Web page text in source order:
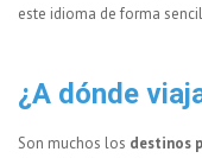
este idioma de forma
¿A dónde
Son muchos los destinos